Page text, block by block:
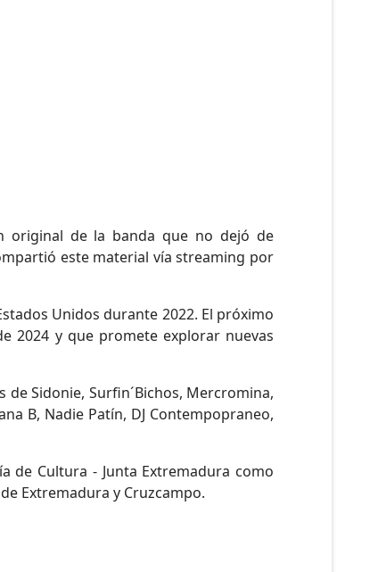
original de la banda que no dejó de
este material vía streaming por
Unidos durante 2022. El próximo
2024 y que promete explorar nuevas
Sidonie, Surfin´Bichos, Mercromina,
B, Nadie Patín, DJ Contempopraneo,
de Cultura - Junta Extremadura como
Extremadura y Cruzcampo.